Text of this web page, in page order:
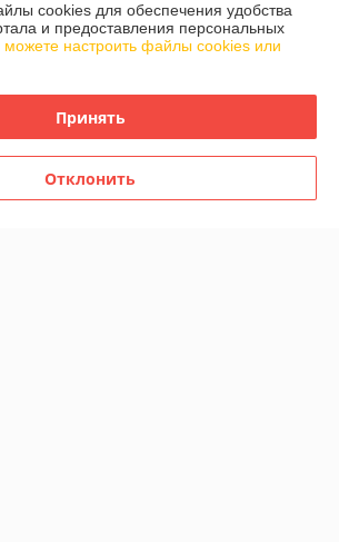
cookies для обеспечения удобства
и предоставления персональных
настроить файлы cookies или
Принять
Отклонить